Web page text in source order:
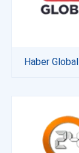
Haber Global